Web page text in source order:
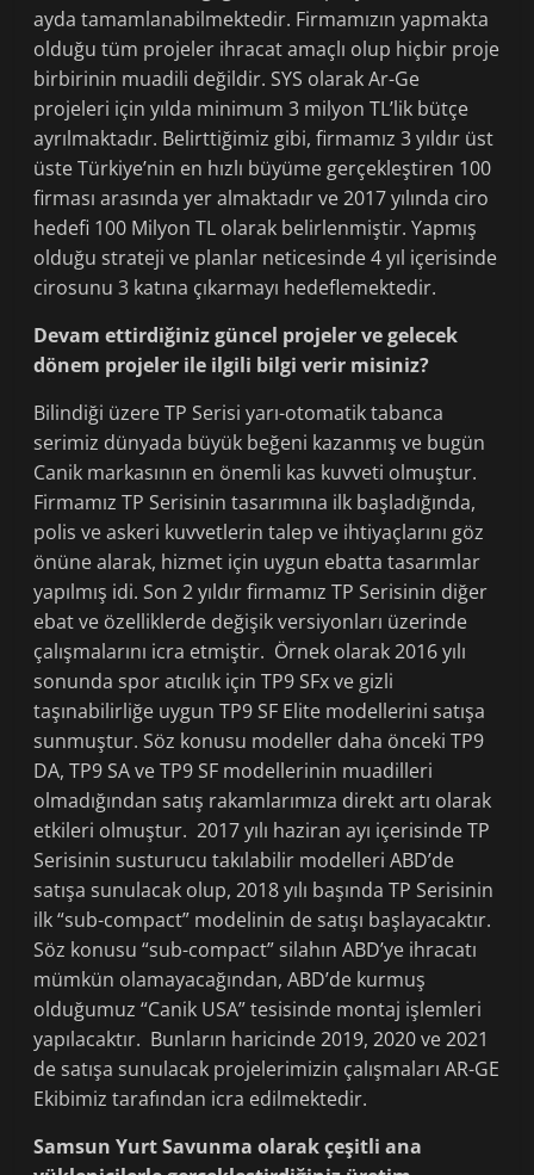
ayda tamamlanabilmektedir. Firmamızın yapmakta
olduğu tüm projeler ihracat amaçlı olup hiçbir proje
birbirinin muadili değildir. SYS olarak Ar-Ge
projeleri için yılda minimum 3 milyon TL’lik bütçe
ayrılmaktadır. Belirttiğimiz gibi, firmamız 3 yıldır üst
üste Türkiye’nin en hızlı büyüme gerçekleştiren 100
firması arasında yer almaktadır ve 2017 yılında ciro
hedefi 100 Milyon TL olarak belirlenmiştir. Yapmış
olduğu strateji ve planlar neticesinde 4 yıl içerisinde
cirosunu 3 katına çıkarmayı hedeflemektedir.
Devam ettirdiğiniz güncel projeler ve gelecek
dönem projeler ile ilgili bilgi verir misiniz?
Bilindiği üzere TP Serisi yarı-otomatik tabanca
serimiz dünyada büyük beğeni kazanmış ve bugün
Canik markasının en önemli kas kuvveti olmuştur.
Firmamız TP Serisinin tasarımına ilk başladığında,
polis ve askeri kuvvetlerin talep ve ihtiyaçlarını göz
önüne alarak, hizmet için uygun ebatta tasarımlar
yapılmış idi. Son 2 yıldır firmamız TP Serisinin diğer
ebat ve özelliklerde değişik versiyonları üzerinde
çalışmalarını icra etmiştir. Örnek olarak 2016 yılı
sonunda spor atıcılık için TP9 SFx ve gizli
taşınabilirliğe uygun TP9 SF Elite modellerini satışa
sunmuştur. Söz konusu modeller daha önceki TP9
DA, TP9 SA ve TP9 SF modellerinin muadilleri
olmadığından satış rakamlarımıza direkt artı olarak
etkileri olmuştur. 2017 yılı haziran ayı içerisinde TP
Serisinin susturucu takılabilir modelleri ABD’de
satışa sunulacak olup, 2018 yılı başında TP Serisinin
ilk “sub-compact” modelinin de satışı başlayacaktır.
Söz konusu “sub-compact” silahın ABD’ye ihracatı
mümkün olamayacağından, ABD’de kurmuş
olduğumuz “Canik USA” tesisinde montaj işlemleri
yapılacaktır. Bunların haricinde 2019, 2020 ve 2021
de satışa sunulacak projelerimizin çalışmaları AR-GE
Ekibimiz tarafından icra edilmektedir.
Samsun Yurt Savunma olarak çeşitli ana